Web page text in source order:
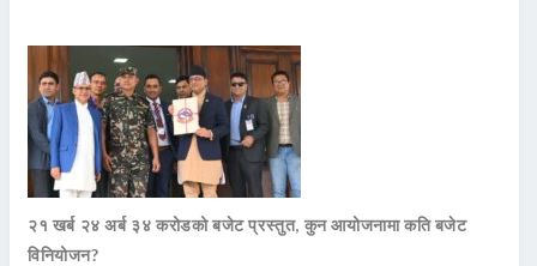
२१ खर्ब २४ अर्ब ३४ करोडको बजेट प्रस्तुत, कुन आयोजनामा कति बजेट
विनियोजन?